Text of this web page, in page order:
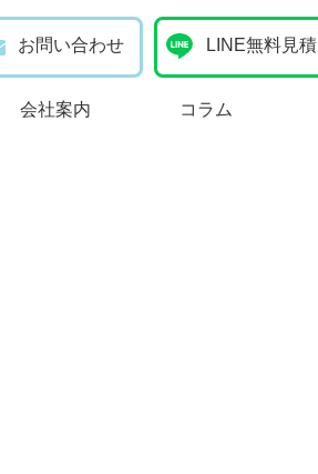
お問い合わせ LINE無料見積
ブログ
会社案内 コラム